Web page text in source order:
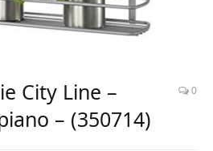
City Line –
– (350714)
0